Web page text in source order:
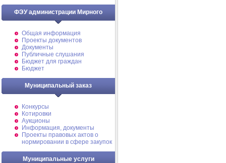
ФЭУ администрации Мирного
Общая информация
Проекты документов
Документы
Публичные слушания
Бюджет для граждан
Бюджет
Муниципальный заказ
Конкурсы
Котировки
Аукционы
Информация, документы
Проекты правовых актов о
нормировании в сфере закупок
Муниципальные услуги